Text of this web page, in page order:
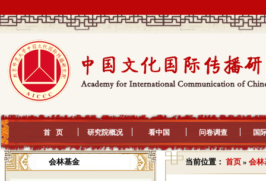
首 页 研究院概况 看中国 问卷调查 国
会林基金 当前位置： 首页 » 会林